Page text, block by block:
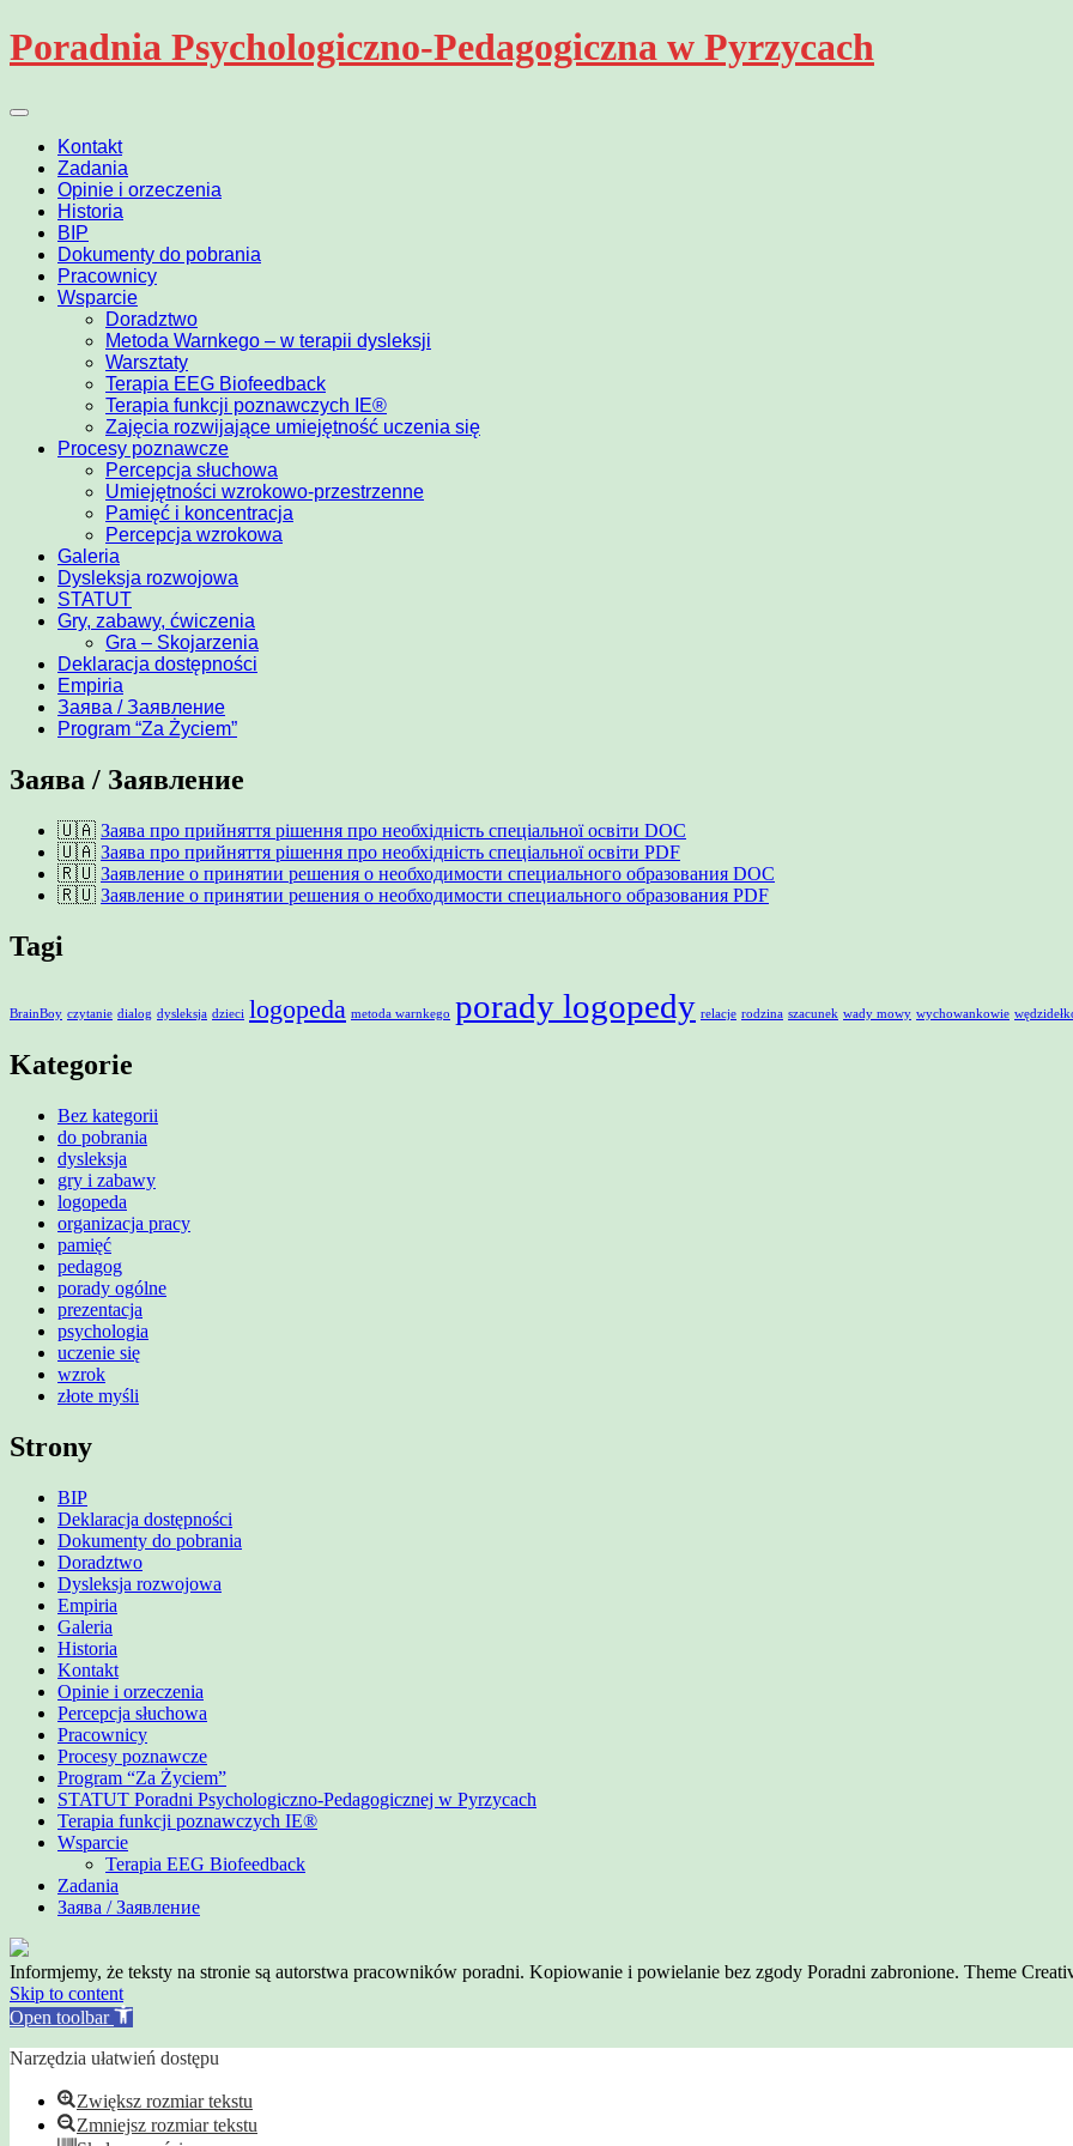
Skip
to
Poradnia Psychologiczno-Pedagogiczna w Pyrzycach
Kontakt
Zadania
Opinie i orzeczenia
Historia
BIP
Dokumenty do pobrania
Pracownicy
Wsparcie
Doradztwo
Metoda Warnkego – w terapii dysleksji
Warsztaty
Terapia EEG Biofeedback
Terapia funkcji poznawczych IE®
Zajęcia rozwijające umiejętność uczenia się
Procesy poznawcze
Percepcja słuchowa
Umiejętności wzrokowo-przestrzenne
Pamięć i koncentracja
Percepcja wzrokowa
Galeria
Dysleksja rozwojowa
STATUT
Gry, zabawy, ćwiczenia
Gra – Skojarzenia
Deklaracja dostępności
Empiria
Заява / Заявление
Program “Za Życiem”
Заява / Заявление
🇺🇦 Заява про прийняття рішення про необхідність спеціальної освіти DOC
🇺🇦 Заява про прийняття рішення про необхідність спеціальної освіти PDF
🇷🇺 Заявление о принятии решения о необходимости специального образования DOC
🇷🇺 Заявление о принятии решения о необходимости специального образования PDF
Tagi
BrainBoy czytanie dialog dysleksja dzieci logopeda metoda warnkego porady logopedy relacje rodzina szacunek wady mowy wychowankowie
Kategorie
Bez kategorii
do pobrania
dysleksja
gry i zabawy
logopeda
organizacja pracy
pamięć
pedagog
porady ogólne
prezentacja
psychologia
uczenie się
wzrok
złote myśli
Strony
BIP
Deklaracja dostępności
Dokumenty do pobrania
Doradztwo
Dysleksja rozwojowa
Empiria
Galeria
Historia
Kontakt
Opinie i orzeczenia
Percepcja słuchowa
Pracownicy
Procesy poznawcze
Program “Za Życiem”
STATUT Poradni Psychologiczno-Pedagogicznej w Pyrzycach
Terapia funkcji poznawczych IE®
Wsparcie
Terapia EEG Biofeedback
Zadania
Заява / Заявление
Informjemy, że teksty na stronie są autorstwa pracowników poradni. Kopiowanie i powielanie bez zgody Poradni zabronione. Theme
Skip to content
Open toolbar
Narzędzia ułatwień dostępu
Zwiększ rozmiar tekstu
Zmniejsz rozmiar tekstu